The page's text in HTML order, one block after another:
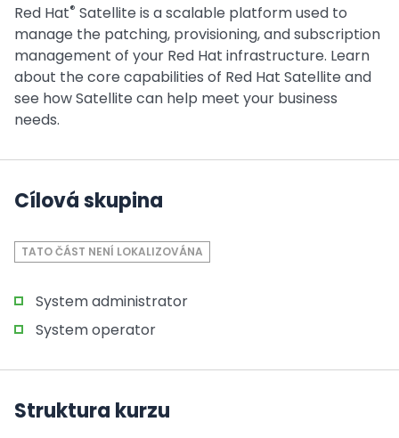
Red Hat® Satellite is a scalable platform used to
manage the patching, provisioning, and subscription
management of your Red Hat infrastructure. Learn
about the core capabilities of Red Hat Satellite and
see how Satellite can help meet your business
needs.
Cílová skupina
TATO ČÁST NENÍ LOKALIZOVÁNA
System administrator
System operator
Struktura kurzu